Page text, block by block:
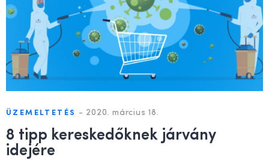
ÜZEMELTETÉS - 2020. március 18.
8 tipp kereskedőknek járvány
idejére